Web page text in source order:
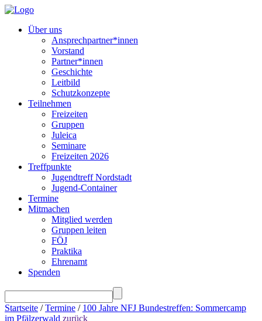
Über uns
Ansprechpartner*innen
Vorstand
Partner*innen
Geschichte
Leitbild
Schutzkonzepte
Teilnehmen
Freizeiten
Gruppen
Juleica
Seminare
Freizeiten 2026
Treffpunkte
Jugendtreff Nordstadt
Jugend-Container
Termine
Mitmachen
Mitglied werden
Gruppen leiten
FÖJ
Praktika
Ehrenamt
Spenden
Startseite /Termine / 100 Jahre NFJ Bundestreffen: Sommercamp
im Pfälzerwald zurück